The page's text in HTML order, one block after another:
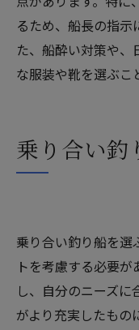
るため、船長の指示
た、船酔い対策や
な服装や靴を選ぶこ
乗り合い釣
乗り合い釣り船を選
トを考慮する必要
し、自分のニーズ
がより充実したもの